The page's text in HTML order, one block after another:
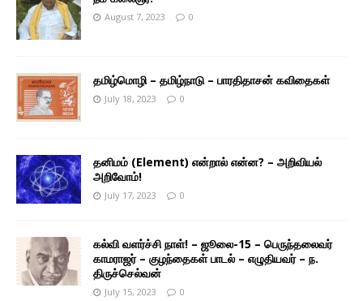
August 7, 2023 0
தமிழ்மொழி – தமிழ்நாடு – பாரதிதாசன் கவிதைகள்
July 18, 2023 0
தனிமம் (Element) என்றால் என்ன? – அறிவியல்
அறிவோம்!
July 17, 2023 0
கல்வி வளர்ச்சி நாள்! – ஜூலை-15 – பெருந்தலைவர்
காமராஜர் – குழந்தைகள் பாடல் – எழுதியவர் – ந.
திருச்செல்வன்
July 15, 2023 0